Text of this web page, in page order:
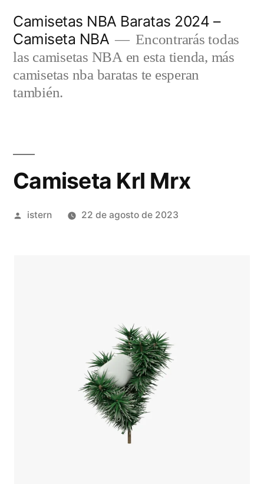
contenido
Camisetas NBA Baratas 2024 –
Camiseta NBA
Encontrarás todas
las camisetas NBA en esta tienda, más
camisetas nba baratas te esperan
también.
Camiseta Krl Mrx
Publicado
istern 22 de agosto de 2023